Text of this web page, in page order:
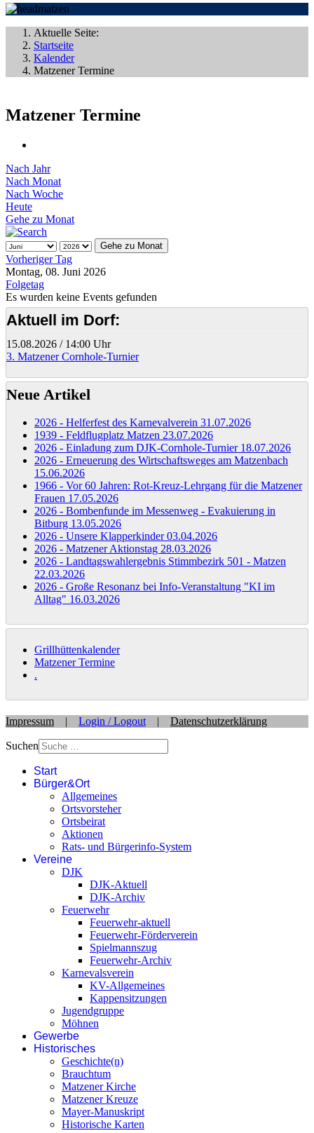
Aktuelle Seite:
Startseite
Kalender
Matzener Termine
Matzener Termine
Nach Jahr
Nach Monat
Nach Woche
Heute
Gehe zu Monat
Gehe zu Monat
Vorheriger Tag
Montag, 08. Juni 2026
Folgetag
Es wurden keine Events gefunden
Aktuell im Dorf:
15.08.2026 / 14:00 Uhr
3. Matzener Cornhole-Turnier
Neue Artikel
2026 - Helferfest des Karnevalverein 31.07.2026
1939 - Feldflugplatz Matzen 23.07.2026
2026 - Einladung zum DJK-Cornhole-Turnier 18.07.2026
2026 - Erneuerung des Wirtschaftsweges am Matzenbach
15.06.2026
1966 - Vor 60 Jahren: Rot-Kreuz-Lehrgang für die Matzener
Frauen 17.05.2026
2026 - Bombenfunde im Messenweg - Evakuierung in
Bitburg 13.05.2026
2026 - Unsere Klapperkinder03.04.2026
2026 - Matzener Aktionstag 28.03.2026
2026 - Landtagswahlergebnis Stimmbezirk 501 - Matzen
22.03.2026
2026 - Große Resonanz bei Info-Veranstaltung "KI im
Alltag" 16.03.2026
Grillhüttenkalender
Matzener Termine
.
Impressum | Login / Logout | Datenschutzerklärung
Suchen
Start
Bürger&Ort
Allgemeines
Ortsvorsteher
Ortsbeirat
Aktionen
Rats- und Bürgerinfo-System
Vereine
DJK
DJK-Aktuell
DJK-Archiv
Feuerwehr
Feuerwehr-aktuell
Feuerwehr-Förderverein
Spielmannszug
Feuerwehr-Archiv
Karnevalsverein
KV-Allgemeines
Kappensitzungen
Jugendgruppe
Möhnen
Gewerbe
Historisches
Geschichte(n)
Brauchtum
Matzener Kirche
Matzener Kreuze
Mayer-Manuskript
Historische Karten